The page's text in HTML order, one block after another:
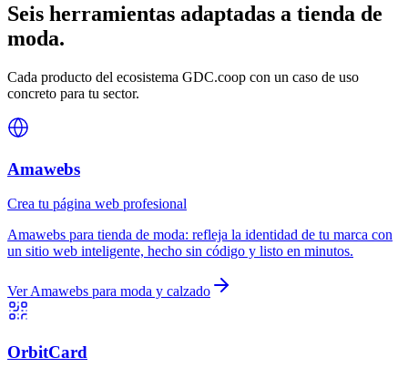
Seis herramientas adaptadas a tienda de
moda.
Cada producto del ecosistema GDC.coop con un caso de uso
concreto para tu sector.
Amawebs
Crea tu página web profesional
Amawebs para tienda de moda: refleja la identidad de tu marca con
un sitio web inteligente, hecho sin código y listo en minutos.
VerAmawebs para moda y calzado
OrbitCard